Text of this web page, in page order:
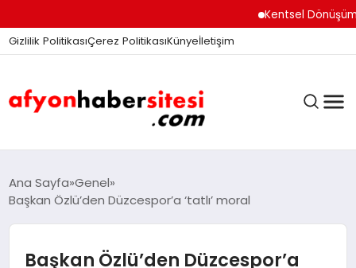
Kentsel Dönüşüm
Gizlilik PolitikasıÇerez PolitikasıKünyeİletişim
ANASAYFA
Ana Sayfa Genel
Başkan Özlü’den Düzcespor’a ‘tatlı’ moral
Başkan Özlü’den Düzcespor’a